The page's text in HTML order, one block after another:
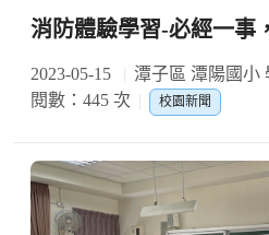
消防體驗學習-必經一事
2023-05-15 潭子區 潭陽國小
閱數：445 次
校園新聞